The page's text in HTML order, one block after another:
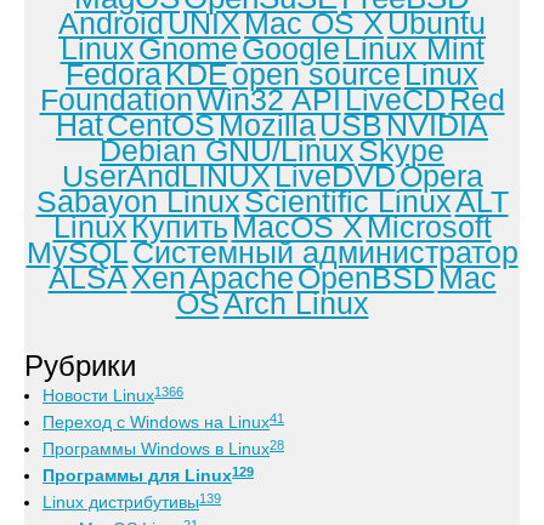
AndroidUNIXMac OS XUbuntu
LinuxGnomeGoogleLinux Mint
FedoraKDEopen sourceLinux
FoundationWin32 APILiveCDRed
HatCentOSMozillaUSBNVIDIA
Debian GNU/LinuxSkype
UserAndLINUXLiveDVDOpera
Sabayon LinuxScientific LinuxALT
LinuxКупитьMacOS XMicrosoft
MySQLСистемный администратор
ALSAXenApacheOpenBSDMac
OSArch Linux
Рубрики
Новости Linux1366
Переход с Windows на Linux41
Программы Windows в Linux28
Программы для Linux129
Linux дистрибутивы139